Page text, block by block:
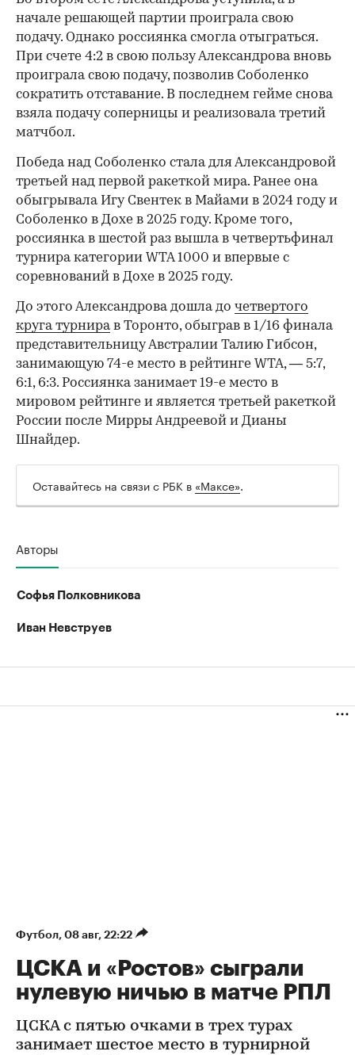
начале решающей партии проиграла свою
подачу. Однако россиянка смогла отыграться.
При счете 4:2 в свою пользу Александрова вновь
проиграла свою подачу, позволив Соболенко
сократить отставание. В последнем гейме снова
взяла подачу соперницы и реализовала третий
матчбол.
Победа над Соболенко стала для Александровой
третьей над первой ракеткой мира. Ранее она
обыгрывала Игу Свентек в Майами в 2024 году и
Соболенко в Дохе в 2025 году. Кроме того,
россиянка в шестой раз вышла в четвертьфинал
турнира категории WTA 1000 и впервые с
соревнований в Дохе в 2025 году.
До этого Александрова дошла до четвертого
круга турнирав Торонто, обыграв в 1/16 финала
представительницу Австралии Талию Гибсон,
занимающую 74-е место в рейтинге WTA, — 5:7,
6:1, 6:3. Россиянка занимает 19-е место в
мировом рейтинге и является третьей ракеткой
России после Мирры Андреевой и Дианы
Шнайдер.
Оставайтесь на связи с РБК в «Максе».
Авторы
Софья Полковникова
Иван Невструев
Футбол 08 авг, 22:22
ЦСКА и «Ростов» сыграли
нулевую ничью в матче РПЛ
ЦСКА с пятью очками в трех турах
занимает шестое место в турнирной